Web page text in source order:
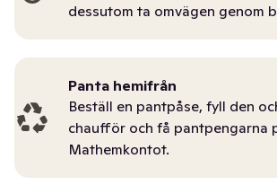
dessutom ta omvägen genom
Panta hemifrån
Beställ en pantpåse, fyll den
chaufför och få pantpengarna
Mathemkontot.